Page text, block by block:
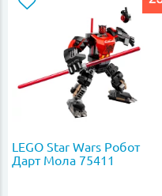
LEGO Star Wars Робот
Дарт Мола 75411